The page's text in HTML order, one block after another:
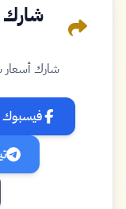
شارك
فيسبوك